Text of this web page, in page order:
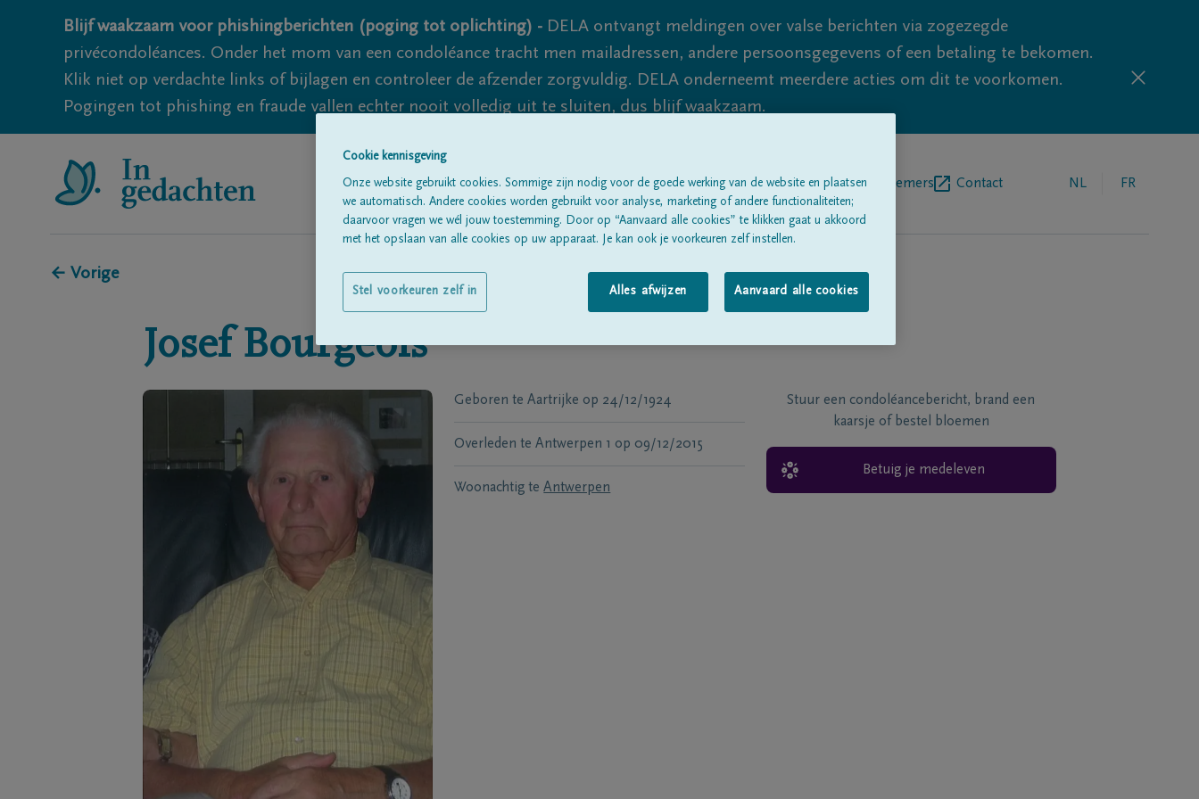
Blijf waakzaam voor phishingberichten (poging tot oplichting) - DELA ontvangt meldingen over valse berichten via zogezegde
privécondoléances. Onder het mom van een condoléance tracht men mailadressen, andere persoonsgegevens of een betaling te bekomen.
Klik niet op verdachte links of bijlagen en controleer de afzender zorgvuldig. DELA onderneemt meerdere acties om dit te voorkomen.
Pogingen tot phishing en fraude vallen echter nooit volledig uit te sluiten, dus blijf waakzaam.
Alle rouwberichtenOver onsBegrafenisondernemers Contact NL FR
← Vorige
Josef Bourgeois
Geboren te Aartrijke op 24/12/1924
Overleden te Antwerpen 1 op 09/12/2015
Woonachtig te Antwerpen
Stuur een condoléancebericht, brand een
kaarsje of bestel bloemen
Betuig je medeleven
Cookie kennisgeving
Onze website gebruikt cookies. Sommige zijn nodig voor de goede werking van de website en plaatsen
we automatisch. Andere cookies worden gebruikt voor analyse, marketing of andere functionaliteiten;
daarvoor vragen we wél jouw toestemming. Door op “Aanvaard alle cookies” te klikken gaat u akkoord
met het opslaan van alle cookies op uw apparaat. Je kan ook je voorkeuren zelf instellen.
Alles afwijzen Aanvaard alle cookies
Stel voorkeuren zelf in